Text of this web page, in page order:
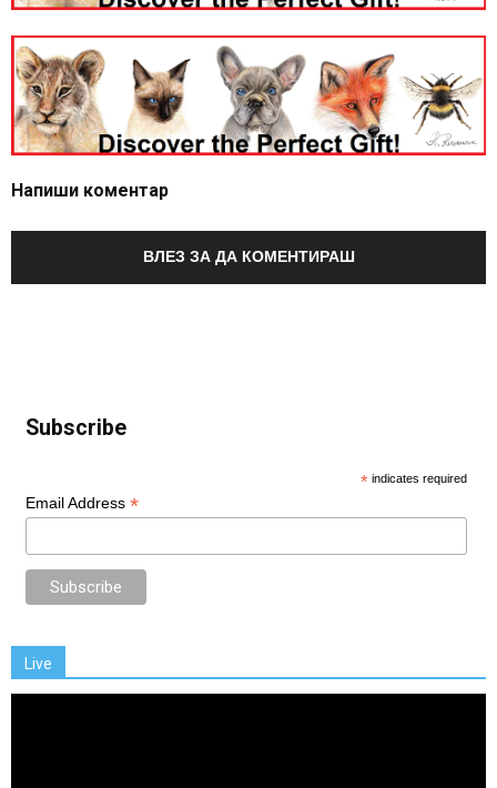
Напиши коментар
ВЛЕЗ ЗА ДА КОМЕНТИРАШ
Subscribe
* indicates required
Email Address *
Live